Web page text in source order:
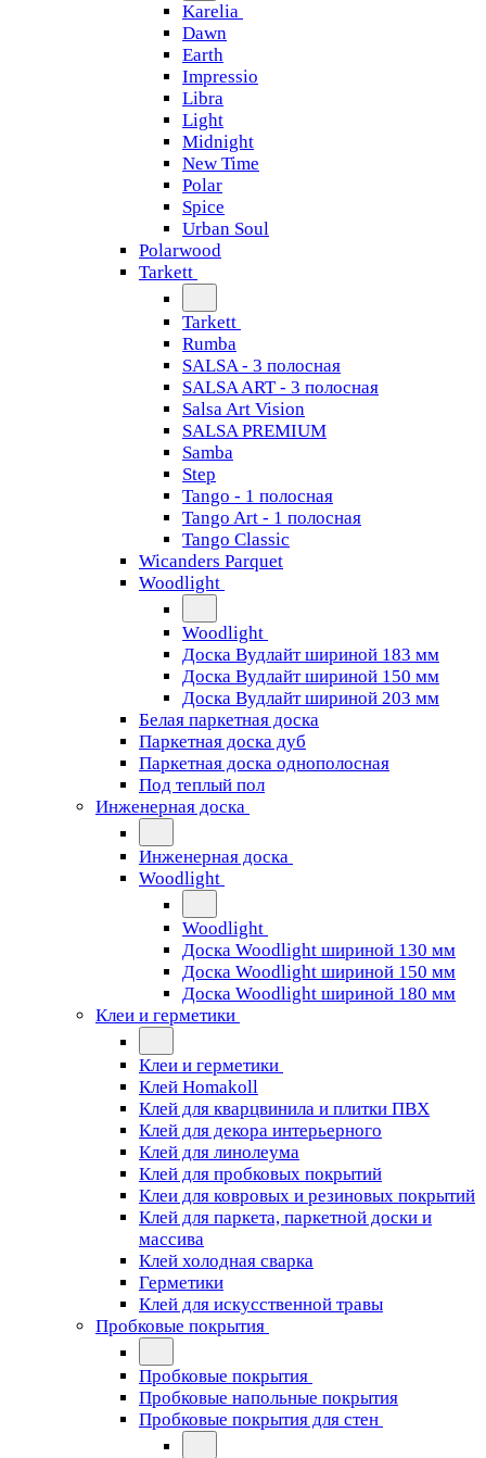
Karelia
Dawn
Earth
Impressio
Libra
Light
Midnight
New Time
Polar
Spice
Urban Soul
Polarwood
Tarkett
Tarkett
Rumba
SALSA - 3 полосная
SALSA ART - 3 полосная
Salsa Art Vision
SALSA PREMIUM
Samba
Step
Tango - 1 полосная
Tango Art - 1 полосная
Tango Classiс
Wicanders Parquet
Woodlight
Woodlight
Доска Вудлайт шириной 183 мм
Доска Вудлайт шириной 150 мм
Доска Вудлайт шириной 203 мм
Белая паркетная доска
Паркетная доска дуб
Паркетная доска однополосная
Под теплый пол
Инженерная доска
Инженерная доска
Woodlight
Woodlight
Доска Woodlight шириной 130 мм
Доска Woodlight шириной 150 мм
Доска Woodlight шириной 180 мм
Клеи и герметики
Клеи и герметики
Клей Homakoll
Клей для кварцвинила и плитки ПВХ
Клей для декора интерьерного
Клей для линолеума
Клей для пробковых покрытий
Клеи для ковровых и резиновых покрытий
Клей для паркета, паркетной доски и
массива
Клей холодная сварка
Герметики
Клей для искусственной травы
Пробковые покрытия
Пробковые покрытия
Пробковые напольные покрытия
Пробковые покрытия для стен